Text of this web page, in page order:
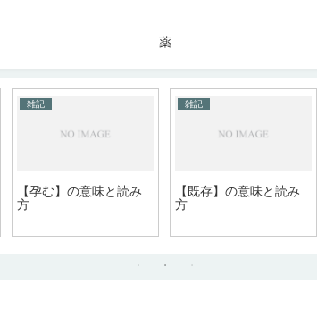
薬
雑記
【孕む】の意味と読み
方
雑記
【既存】の意味と読み
方